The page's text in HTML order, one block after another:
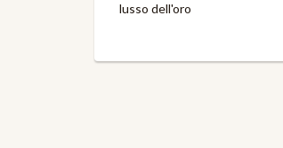
lusso dell'oro